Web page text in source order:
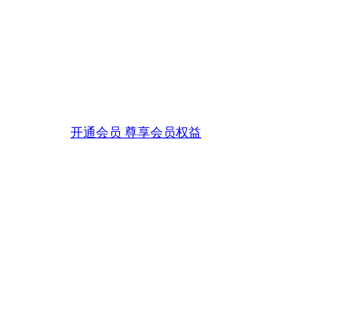
开通会员 尊享会员权益